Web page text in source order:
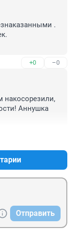
.
За каждый метр
+0 –0
накосорезили,
Аннушка
Отправить